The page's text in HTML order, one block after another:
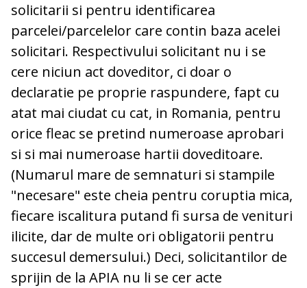
solicitarii si pentru identificarea
parcelei/parcelelor care contin baza acelei
solicitari. Respectivului solicitant nu i se
cere niciun act doveditor, ci doar o
declaratie pe proprie raspundere, fapt cu
atat mai ciudat cu cat, in Romania, pentru
orice fleac se pretind numeroase aprobari
si si mai numeroase hartii doveditoare.
(Numarul mare de semnaturi si stampile
"necesare" este cheia pentru coruptia mica,
fiecare iscalitura putand fi sursa de venituri
ilicite, dar de multe ori obligatorii pentru
succesul demersului.) Deci, solicitantilor de
sprijin de la APIA nu li se cer acte